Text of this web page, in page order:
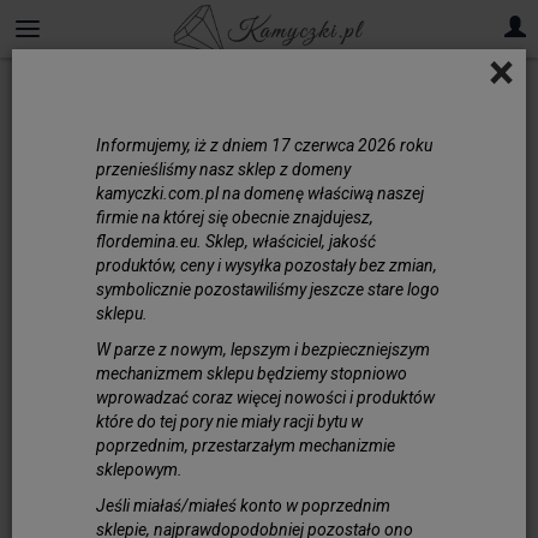
×
Informujemy, iż z dniem 17 czerwca 2026 roku
przenieśliśmy nasz sklep z domeny
kamyczki.com.pl na domenę właściwą naszej
firmie na której się obecnie znajdujesz,
flordemina.eu. Sklep, właściciel, jakość
produktów, ceny i wysyłka pozostały bez zmian,
symbolicznie pozostawiliśmy jeszcze stare logo
sklepu.
W parze z nowym, lepszym i bezpieczniejszym
mechanizmem sklepu będziemy stopniowo
wprowadzać coraz więcej nowości i produktów
które do tej pory nie miały racji bytu w
poprzednim, przestarzałym mechanizmie
sklepowym.
Jeśli miałaś/miałeś konto w poprzednim
sklepie, najprawdopodobniej pozostało ono